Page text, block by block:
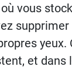
vous
yeux.
et dans